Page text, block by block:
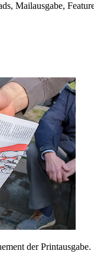
Mailausgabe,
der Printausgabe.